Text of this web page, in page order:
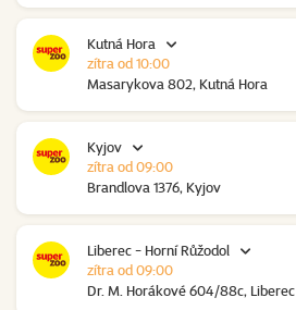
Kutná Hora
Masarykova 802, Kutná Hora
zítra od 10:00
Kyjov
Brandlova 1376, Kyjov
zítra od 09:00
Liberec - Horní Růžodol
Dr. M. Horákové 604/88c, Liberec
zítra od 09:00